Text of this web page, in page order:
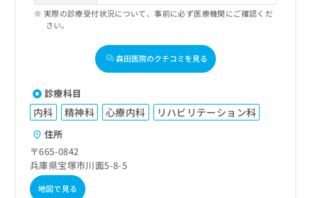
実際の診療受付状況について、事前に必ず医療機関にご確認くだ
さい。
森田医院のクチコミを見る
診療科目
内科 精神科 心療内科 リハビリテーション科
住所
〒665-0842
兵庫県宝塚市川面5-8-5
地図で見る